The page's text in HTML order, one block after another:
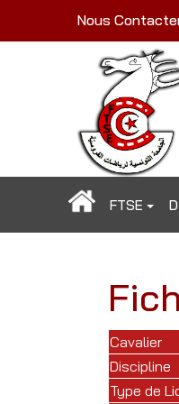
Nous
FTSE
Cavalier
Discipline
Type de